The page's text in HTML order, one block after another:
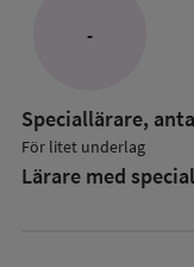
-
Speciallärare,
För litet underlag
Lärare med